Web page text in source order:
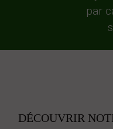
par
DÉCOUVRIR